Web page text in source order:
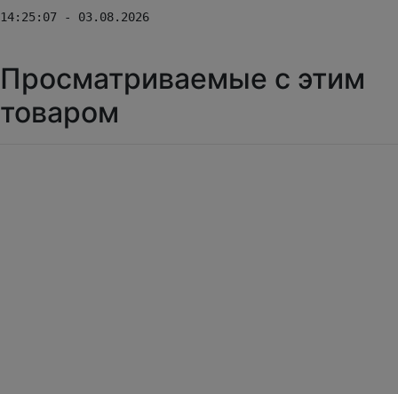
14:25:07 - 03.08.2026
Просматриваемые с этим
товаром